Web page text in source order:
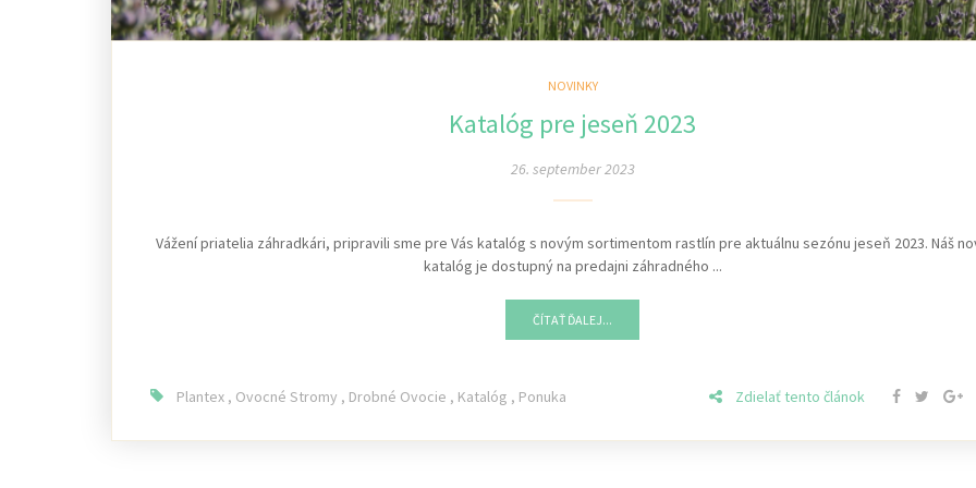
NOVINKY
Katalóg pre jeseň 2023
26. september 2023
Vážení priatelia záhradkári, pripravili sme pre Vás katalóg s novým sortimentom rastlín pre aktuálnu sezónu jeseň 2023. Náš
katalóg je dostupný na predajni záhradného ...
ČÍTAŤ ĎALEJ...
Plantex , Ovocné Stromy , Drobné Ovocie , Katalóg , Ponuka Zdielať tento článok